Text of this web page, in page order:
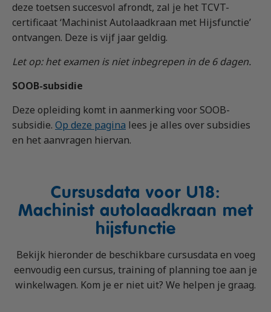
deze toetsen succesvol afrondt, zal je het TCVT-
certificaat ‘Machinist Autolaadkraan met Hijsfunctie’
ontvangen. Deze is vijf jaar geldig.
Let op: het examen is niet inbegrepen in de 6 dagen.
SOOB-subsidie
Deze opleiding komt in aanmerking voor SOOB-
subsidie. Op deze pagina lees je alles over subsidies
en het aanvragen hiervan.
Cursusdata voor U18:
Machinist autolaadkraan met
hijsfunctie
Bekijk hieronder de beschikbare cursusdata en voeg
eenvoudig een cursus, training of planning toe aan je
winkelwagen. Kom je er niet uit? We helpen je graag.